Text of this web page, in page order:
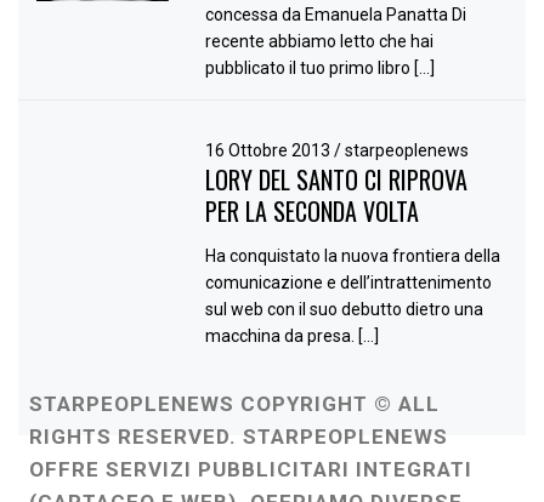
concessa da Emanuela Panatta Di
recente abbiamo letto che hai
pubblicato il tuo primo libro […]
16 Ottobre 2013/ starpeoplenews
LORY DEL SANTO CI RIPROVA
PER LA SECONDA VOLTA
Ha conquistato la nuova frontiera della
comunicazione e dell’intrattenimento
sul web con il suo debutto dietro una
macchina da presa. […]
STARPEOPLENEWS COPYRIGHT © ALL
RIGHTS RESERVED. STARPEOPLENEWS
OFFRE SERVIZI PUBBLICITARI INTEGRATI